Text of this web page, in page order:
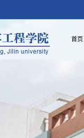
首页